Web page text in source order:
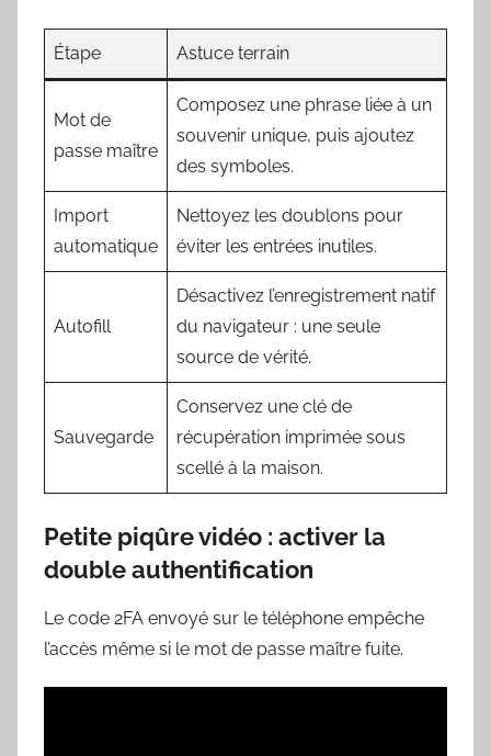
Étape Astuce terrain
Mot de
passe maître
Composez une phrase liée à un
souvenir unique, puis ajoutez
des symboles.
Import
automatique
Nettoyez les doublons pour
éviter les entrées inutiles.
Autofill
Désactivez l’enregistrement natif
du navigateur : une seule
source de vérité.
Sauvegarde
Conservez une clé de
récupération imprimée sous
scellé à la maison.
Petite piqûre vidéo : activer la
double authentification
Le code 2FA envoyé sur le téléphone empêche
l’accès même si le mot de passe maître fuite.